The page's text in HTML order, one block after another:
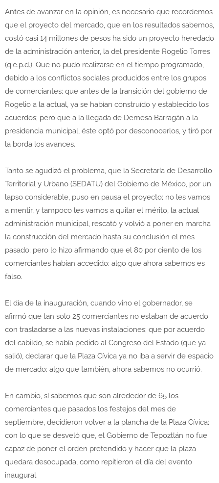
Antes de avanzar en la opinión, es necesario que recordemos
que el proyecto del mercado, que en los resultados sabemos,
costó casi 14 millones de pesos ha sido un proyecto heredado
de la administración anterior, la del presidente Rogelio Torres
(q.e.p.d.). Que no pudo realizarse en el tiempo programado,
debido a los conflictos sociales producidos entre los grupos
de comerciantes; que antes de la transición del gobierno de
Rogelio a la actual, ya se habían construído y establecido los
acuerdos; pero que a la llegada de Demesa Barragán a la
presidencia municipal, éste optó por desconocerlos, y tiró por
la borda los avances.
Tanto se agudizó el problema, que la Secretaría de Desarrollo
Territorial y Urbano (SEDATU) del Gobierno de México, por un
lapso considerable, puso en pausa el proyecto; no les vamos
a mentir, y tampoco les vamos a quitar el mérito, la actual
administración municipal, rescató y volvió a poner en marcha
la construcción del mercado hasta su conclusión el mes
pasado; pero lo hizo afirmando que el 80 por ciento de los
comerciantes habían accedido; algo que ahora sabemos es
falso.
El día de la inauguración, cuando vino el gobernador, se
afirmó que tan solo 25 comerciantes no estaban de acuerdo
con trasladarse a las nuevas instalaciones; que por acuerdo
del cabildo, se había pedido al Congreso del Estado (que ya
salió), declarar que la Plaza Cívica ya no iba a servir de espacio
de mercado; algo que también, ahora sabemos no ocurrió.
En cambio, sí sabemos que son alrededor de 65 los
comerciantes que pasados los festejos del mes de
septiembre, decidieron volver a la plancha de la Plaza Cívica;
con lo que se desveló que, el Gobierno de Tepoztlán no fue
capaz de poner el orden pretendido y hacer que la plaza
quedara desocupada, como repitieron el día del evento
inaugural.